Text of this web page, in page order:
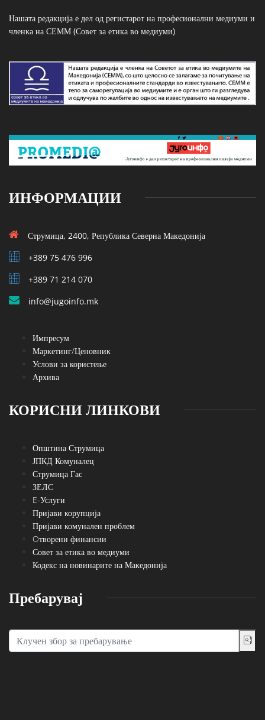
Нашата редакција е дел од регистарот на професионални медиуми и
членка на СЕММ (Совет за етика во медиуми)
ИНФОРМАЦИИ
Струмица, 2400, Република Северна Македонија
+389 75 476 996
+389 71 214 070
info@jugoinfo.mk
Импресум
Маркетинг/Ценовник
Услови за користење
Архива
КОРИСНИ ЛИНКОВИ
Општина Струмица
ЈПКД Комуналец
Струмица Гас
ЗЕЛС
E-Услуги
Пријави корупција
Пријави комунален проблем
Oтворени финансии
Совет за етика во медиуми
Кодекс на новинарите на Македонија
Пребарувај